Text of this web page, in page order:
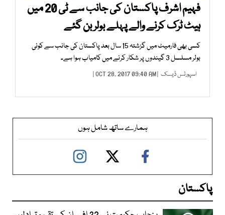
فہیم اشرف پاکستان کی جانب سے ٹی 20 میں
ہیٹ ٹرک کرنے والے پہلے بولر بن گئے
کسی بھی فارمیٹ میں گزشتہ 15 سال بعد پاکستان کی جانب سے کوئی
بولر مسلسل 3 گیندوں پر شکار کرنے میں کامیاب ہوا ہے۔
اسپورٹس ڈیسک | OCT 28, 2017 09:40 AM |
ہمارے ساتھ شامل ہوں
پاکستان